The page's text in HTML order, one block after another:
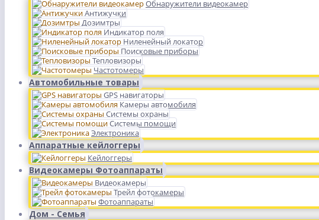
Обнаружители видеокамер
Антижучки
Дозимтры
Индикатор поля
Ниленейный локатор
Поисковые приборы
Тепловизоры
Частотомеры
Автомобильные товары
GPS навигаторы
Камеры автомобиля
Системы охраны
Системы помощи
Электроника
Аппаратные кейлоггеры
Кейлоггеры
Видеокамеры Фотоаппараты
Видеокамеры
Трейл фотокамеры
Фотоаппараты
Дом - Семья